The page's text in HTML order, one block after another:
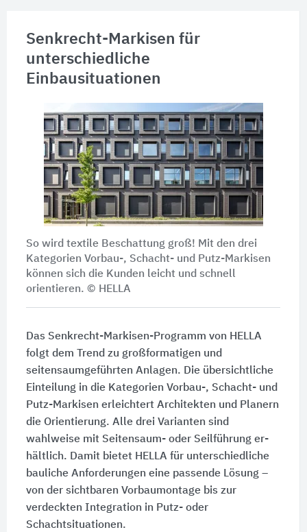
Senkrecht-Markisen für
unterschiedliche
Einbausituationen
So wird textile Beschattung groß! Mit den drei
Kategorien Vorbau-, Schacht- und Putz-Markisen
können sich die Kunden leicht und schnell
orientieren. © HELLA
Das Senkrecht-Markisen-Programm von HELLA
folgt dem Trend zu großformatigen und
seitensaumgeführten Anlagen. Die übersichtliche
Einteilung in die Kategorien Vorbau-, Schacht- und
Putz-Markisen erleichtert Archi­tekten und Planern
die Orientierung. Alle drei Varianten sind
wahlweise mit Seitensaum- oder Seilführung er­
hält­lich. Damit bietet HELLA für unterschiedliche
bauliche Anforderungen eine passende Lösung –
von der sicht­baren Vorbaumontage bis zur
verdeckten Integration in Putz- oder
Schachtsituationen.